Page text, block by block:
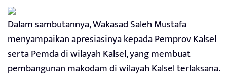
Dalam sambutannya, Wakasad Saleh Mustafa
menyampaikan apresiasinya kepada Pemprov Kalsel
serta Pemda di wilayah Kalsel, yang membuat
pembangunan makodam di wilayah Kalsel terlaksana.